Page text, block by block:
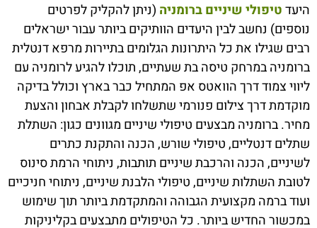
היעדטיפולי שיניים ברומניה (ניתן להקליק לפרטים
נוספים) נחשב לבין היעדים הוותיקים ביותר עבור ישראלים
רבים שגילו את כל היתרונות הגלומים בתיירות מרפא דנטלית
ברומניה במרחק טיסה בת שעתיים, תוכלו להגיע לרומניה עם
ליווי צמוד דרך הוואטס אפ המתחיל כבר בארץ וכולל בדיקה
מוקדמת דרך צילום פנורמי שתשלחו לקבלת אבחון והצעת
מחיר. ברומניה מבצעים טיפולי שיניים מגוונים כגון: השתלת
שתלים דנטליים, טיפולי שורש, הכנה והתקנת כתרים
לשיניים, הכנה והרכבת שיניים תותבות, ניתוחי הרמת סינוס
לטובת השתלות שיניים, טיפולי הלבנת שיניים, ניתוחי חניכיים
ועוד ברמה מקצועית הגבוהה והמתקדמת ביותר תוך שימוש
במכשור החדיש ביותר. כל הטיפולים מתבצעים בקליניקות